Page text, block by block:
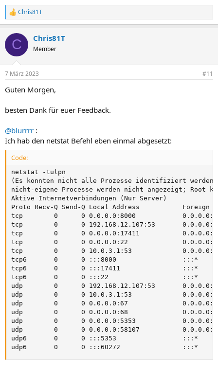
R
e
k
i
e
:
Chris81T
C Chris81T
Member
7 März 2023 #11
Guten Morgen,
besten Dank für euer Feedback.
@blurrrr :
Ich hab den netstat Befehl eben einmal abgesetzt:
Code:
netstat -tulpn
(Es konnten nicht alle Prozesse identifiziert werden;
nicht-eigene Processe werden nicht angezeigt; Root
Aktive Internetverbindungen (Nur Server)
Proto Recv-Q Send-Q Local Address
tcp        0      0 0.0.0.0:8000
tcp        0      0 192.168.12.107:53
tcp        0      0 0.0.0.0:17411
tcp        0      0 0.0.0.0:22
tcp        0      0 10.0.3.1:53
tcp6       0      0 :::8000                 :::*
tcp6       0      0 :::17411                :::*
tcp6       0      0 :::22                   :::*
udp        0      0 192.168.12.107:53
udp        0      0 10.0.3.1:53
udp        0      0 0.0.0.0:67
udp        0      0 0.0.0.0:68
udp        0      0 0.0.0.0:5353
udp        0      0 0.0.0.0:58107
udp6       0      0 :::5353                 :::*
udp6       0      0 :::60272                :::*